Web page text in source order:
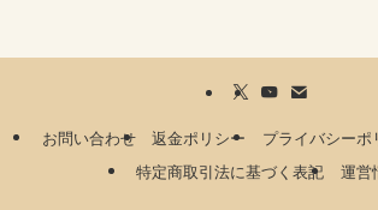
お問い合わせ 返金ポリシー プライバシーポ
特定商取引法に基づく表記
運営